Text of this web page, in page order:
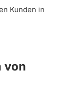
Kunden in
von